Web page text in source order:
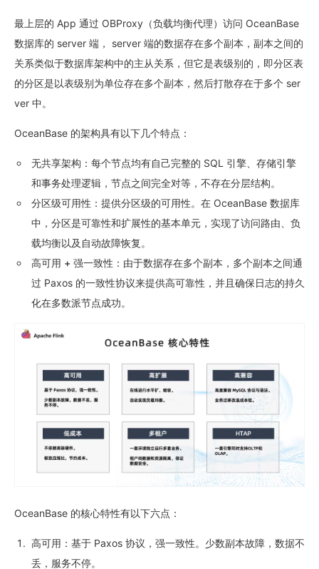
最上层的 App 通过 OBProxy（负载均衡代理）访问 OceanBase
数据库的 server 端， server 端的数据存在多个副本，副本之间的
关系类似于数据库架构中的主从关系，但它是表级别的，即分区表
的分区是以表级别为单位存在多个副本，然后打散存在于多个 ser
ver 中。
OceanBase 的架构具有以下几个特点：
无共享架构 ：每个节点均有自己完整的 SQL 引擎、存储引擎
和事务处理逻辑，节点之间完全对等，不存在分层结构。
分区级可用性 ：提供分区级的可用性。在 OceanBase 数据库
中，分区是可靠性和扩展性的基本单元，实现了访问路由、负
载均衡以及自动故障恢复。
高可用 + 强一致性 ：由于数据存在多个副本，多个副本之间通
过 Paxos 的一致性协议来提供高可靠性，并且确保日志的持久
化在多数派节点成功。
OceanBase 的核心特性有以下六点：
高可用 ：基于 Paxos 协议，强一致性。少数副本故障，数据不
丢，服务不停。